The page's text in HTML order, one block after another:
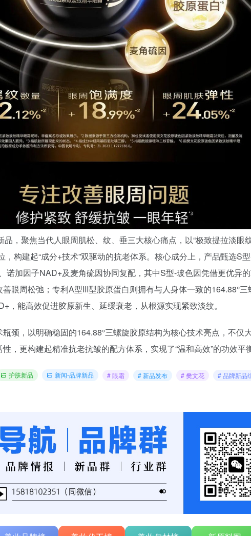
品，聚焦当代人眼周肌松、纹、垂三大核心痛点，以“极致提拉淡眼
，构建起“成分+技术”双驱动的抗老体系。核心成分上，产品甄选S型-
诺加因子NAD+及麦角硫因协同复配，其中S型-玻色因凭借更优异
眼周松弛；专利A型III型胶原蛋白则拥有与人身体一致的164.88°三
，能高效促进胶原新生、延缓衰老，从根源实现紧致淡纹。
颈，以明确稳固的164.88°三螺旋胶原结构为核心技术亮点，不仅
，更构建起精准抗老抗皱的配方体系，实现了“温和高效”的功效平衡
护肤新品 新闻-品牌新品 # 眼霜 # 新品发布 # 樊文花
# 品牌新品